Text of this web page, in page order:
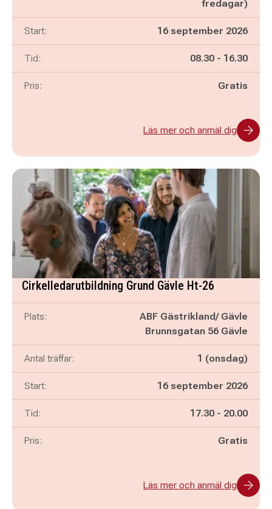
fredagar)
Start: 16 september 2026
Tid: Pågår mellan
08.30 - och
16.30
Pris: Gratis
Läs mer och anmäl dig
Cirkelledarutbildning Grund Gävle Ht-26
Plats:
ABF Gästrikland/ Gävle
Brunnsgatan 56 Gävle
Antal träffar: 1 (onsdag)
Start: 16 september 2026
Tid: Pågår mellan
17.30 - och
20.00
Pris: Gratis
Läs mer och anmäl dig